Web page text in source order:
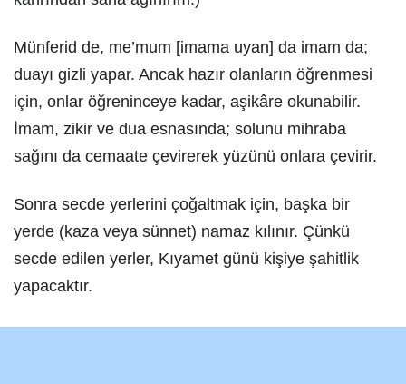
Münferid de, me’mum [imama uyan] da imam da;
duayı gizli yapar. Ancak hazır olanların öğrenmesi
için, onlar öğreninceye kadar, aşikâre okunabilir.
İmam, zikir ve dua esnasında; solunu mihraba
sağını da cemaate çevirerek yüzünü onlara çevirir.
Sonra secde yerlerini çoğaltmak için, başka bir
yerde (kaza veya sünnet) namaz kılınır. Çünkü
secde edilen yerler, Kıyamet günü kişiye şahitlik
yapacaktır.